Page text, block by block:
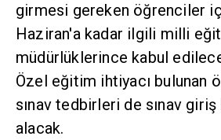
girmesi gereken öğrenciler
Haziran'a kadar ilgili milli
müdürlüklerince kabul
Özel eğitim ihtiyacı bulunan
sınav tedbirleri de sınav
alacak.